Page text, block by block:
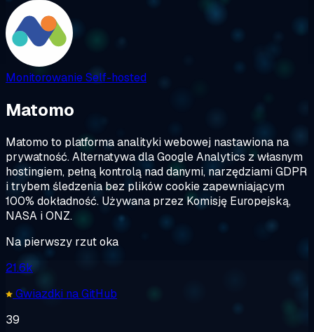
MonitorowanieSelf-hosted
Matomo
Matomo to platforma analityki webowej nastawiona na
prywatność. Alternatywa dla Google Analytics z własnym
hostingiem, pełną kontrolą nad danymi, narzędziami GDPR
i trybem śledzenia bez plików cookie zapewniającym
100% dokładność. Używana przez Komisję Europejską,
NASA i ONZ.
Na pierwszy rzut oka
21.6k
Gwiazdki na GitHub
39